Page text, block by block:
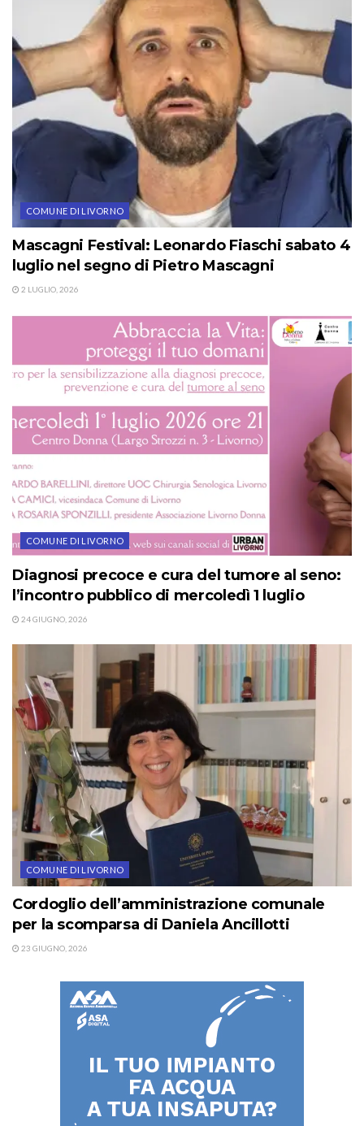
COMUNE DI LIVORNO
Mascagni Festival: Leonardo Fiaschi sabato 4
luglio nel segno di Pietro Mascagni
2 LUGLIO, 2026
COMUNE DI LIVORNO
Diagnosi precoce e cura del tumore al seno:
l’incontro pubblico di mercoledì 1 luglio
24 GIUGNO, 2026
COMUNE DI LIVORNO
Cordoglio dell’amministrazione comunale
per la scomparsa di Daniela Ancillotti
23 GIUGNO, 2026